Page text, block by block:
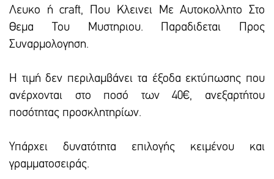
Λευκο ή craft, Που Κλεινει Με Αυτοκολλητο Στο
Θεμα Του Μυστηριου. Παραδιδεται Προς
Συναρμολογηση.
Η τιμή δεν περιλαμβάνει τα έξοδα εκτύπωσης που
ανέρχονται στο ποσό των 40€, ανεξαρτήτου
ποσότητας προσκλητηρίων.
Υπάρxει δυνατότητα επιλογής κειμένου και
γραμματοσειράς.